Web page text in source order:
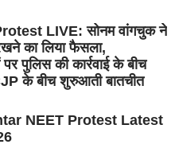
LIVE: सोनम वांगचुक ने
का लिया फैसला,
पर पुलिस की कार्रवाई के बीच
के बीच शुरुआती बातचीत
NEET Protest Latest